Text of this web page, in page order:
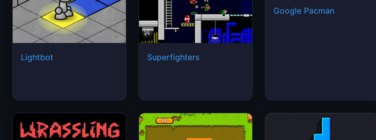
Lightbot Superfighters
Google Pacman